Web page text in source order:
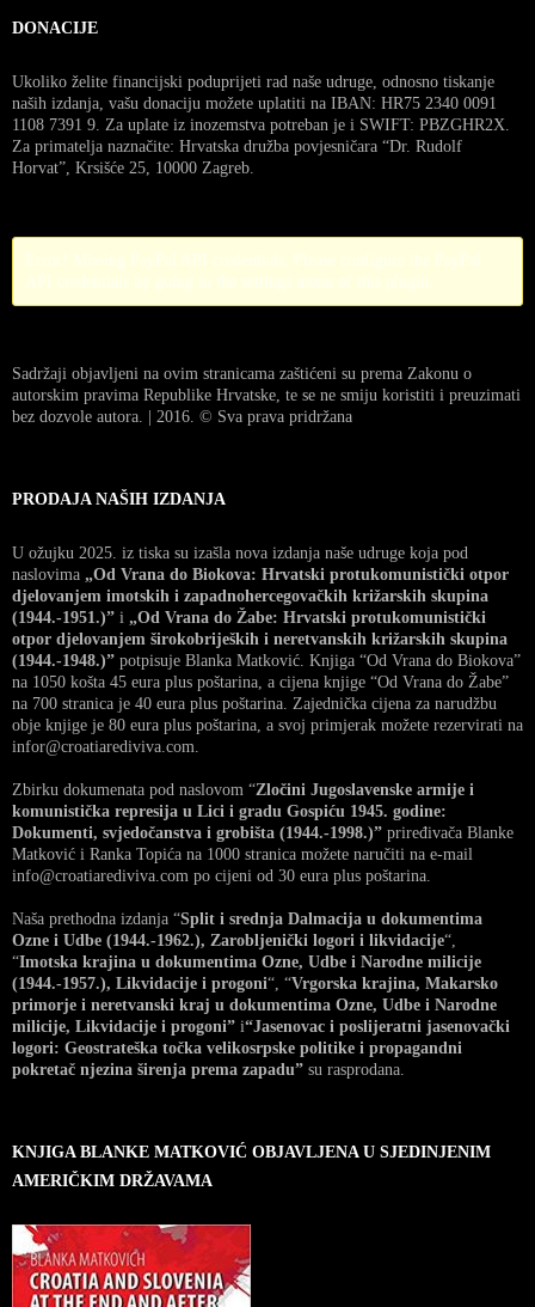
DONACIJE
Ukoliko želite financijski poduprijeti rad naše udruge, odnosno tiskanje
naših izdanja, vašu donaciju možete uplatiti na IBAN: HR75 2340 0091
1108 7391 9. Za uplate iz inozemstva potreban je i SWIFT: PBZGHR2X.
Za primatelja naznačite: Hrvatska družba povjesničara “Dr. Rudolf
Horvat”, Krsišće 25, 10000 Zagreb.
Sadržaji objavljeni na ovim stranicama zaštićeni su prema Zakonu o
autorskim pravima Republike Hrvatske, te se ne smiju koristiti i preuzimati
bez dozvole autora. | 2016. © Sva prava pridržana
PRODAJA NAŠIH IZDANJA
U ožujku 2025. iz tiska su izašla nova izdanja naše udruge koja pod
naslovima „Od Vrana do Biokova: Hrvatski protukomunistički otpor
djelovanjem imotskih i zapadnohercegovačkih križarskih skupina
(1944.-1951.)” i „Od Vrana do Žabe: Hrvatski protukomunistički
otpor djelovanjem širokobrijeških i neretvanskih križarskih skupina
(1944.-1948.)” potpisuje Blanka Matković. Knjiga “Od Vrana do Biokova”
na 1050 košta 45 eura plus poštarina, a cijena knjige “Od Vrana do Žabe”
na 700 stranica je 40 eura plus poštarina. Zajednička cijena za narudžbu
obje knjige je 80 eura plus poštarina, a svoj primjerak možete rezervirati na
infor@croatiarediviva.com.
Zbirku dokumenata pod naslovom “Zločini Jugoslavenske armije i
komunistička represija u Lici i gradu Gospiću 1945. godine:
Dokumenti, svjedočanstva i grobišta (1944.-1998.)” priređivača Blanke
Matković i Ranka Topića na 1000 stranica možete naručiti na e-mail
info@croatiarediviva.com po cijeni od 30 eura plus poštarina.
Naša prethodna izdanja “Split i srednja Dalmacija u dokumentima
Ozne i Udbe (1944.-1962.), Zarobljenički logori i likvidacije“,
“Imotska krajina u dokumentima Ozne, Udbe i Narodne milicije
(1944.-1957.), Likvidacije i progoni“, “Vrgorska krajina, Makarsko
primorje i neretvanski kraj u dokumentima Ozne, Udbe i Narodne
milicije, Likvidacije i progoni” i“Jasenovac i poslijeratni jasenovački
logori: Geostrateška točka velikosrpske politike i propagandni
pokretač njezina širenja prema zapadu” su rasprodana.
KNJIGA BLANKE MATKOVIĆ OBJAVLJENA U SJEDINJENIM
AMERIČKIM DRŽAVAMA